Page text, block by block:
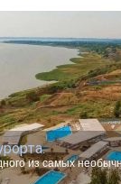
из самых